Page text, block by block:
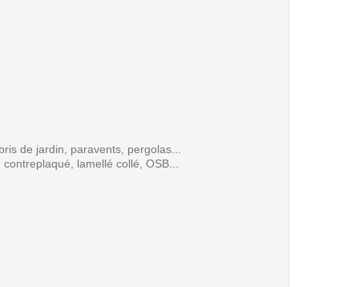
de jardin, paravents, pergolas...
lamellé collé, OSB...